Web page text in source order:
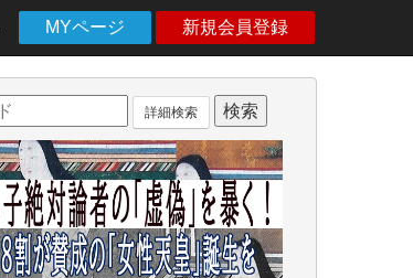
MYページ 新規会員登録
詳細検索